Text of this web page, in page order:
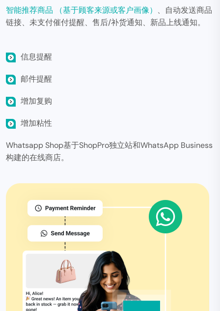
智能推荐商品 （基于顾客来源或客户画像） 、自动发送商品
链接、未支付催付提醒、售后/补货通知、新品上线通知。
信息提醒
邮件提醒
增加复购
增加粘性
Whatsapp Shop基于ShopPro独立站和WhatsApp Business
构建的在线商店。